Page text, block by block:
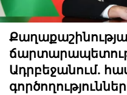
Ադրբեջանում.